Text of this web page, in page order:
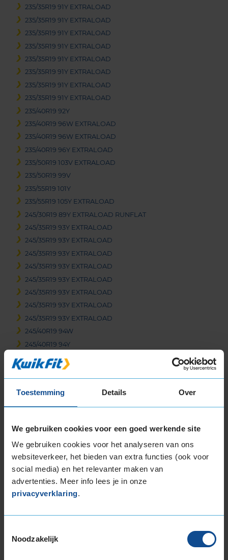
Toestemming Details Over
We gebruiken cookies voor een goed werkende site
We gebruiken cookies voor het analyseren van ons
websiteverkeer, het bieden van extra functies (ook voor
social media) en het relevanter maken van
advertenties. Meer info lees je in onze
privacyverklaring.
Noodzakelijk
235/35R19 91Y EXTRALOAD
235/35R19 91Y EXTRALOAD
235/35R19 91Y EXTRALOAD
235/35R19 91Y EXTRALOAD
235/35R19 91Y EXTRALOAD
235/35R19 91Y EXTRALOAD
235/35R19 91Y EXTRALOAD
235/35R19 91Y EXTRALOAD
235/40R19 92Y
235/40R19 96W EXTRALOAD
235/40R19 96W EXTRALOAD
235/40R19 96Y EXTRALOAD
235/50R19 103V EXTRALOAD
235/50R19 99V
235/55R19 101Y
235/55R19 105Y EXTRALOAD
245/30R19 89Y EXTRALOAD RUNFLAT
245/35R19 93Y EXTRALOAD
245/35R19 93Y EXTRALOAD
245/35R19 93Y EXTRALOAD
245/35R19 93Y EXTRALOAD
245/35R19 93Y EXTRALOAD
245/35R19 93Y EXTRALOAD
245/35R19 93Y EXTRALOAD
245/35R19 93Y EXTRALOAD
245/40R19 94W
245/40R19 94Y
245/40R19 94Y
245/40R19 94Y RUNFLAT
245/40R19 98Y EXTRALOAD
245/40R19 98Y EXTRALOAD RUNFLAT
245/45R19 102Y EXTRALOAD
245/45R19 102Y EXTRALOAD
245/45R19 102Y EXTRALOAD
245/45R19 102Y EXTRALOAD
245/45R19 102Y EXTRALOAD
245/45R19 102Y EXTRALOAD RUNFLAT
245/45R19 98Y RUNFLAT